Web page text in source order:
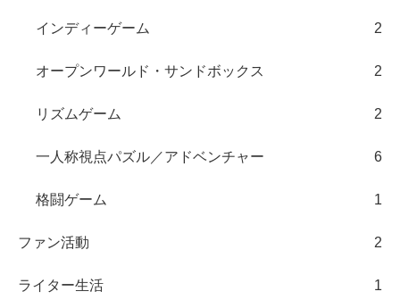
インディーゲーム 2
オープンワールド・サンドボックス 2
リズムゲーム 2
一人称視点パズル／アドベンチャー 6
格闘ゲーム 1
ファン活動 2
ライター生活 1